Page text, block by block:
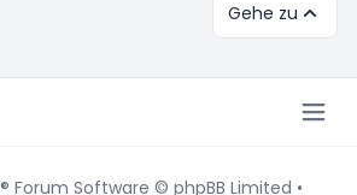
Gehe zu
® Forum Software © phpBB Limited •